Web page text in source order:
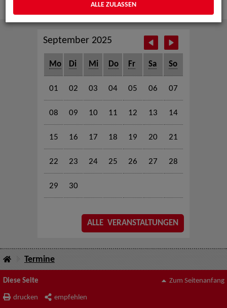
September 2025
Mo Di Mi Do Fr Sa So
01 02 03 04 05 06 07
08 09 10 11 12 13 14
15 16 17 18 19 20 21
22 23 24 25 26 27 28
29 30
ALLE VERANSTALTUNGEN
Termine
Diese Seite
drucken empfehlen
Zum Seitenanfang
ALLE ZULASSEN